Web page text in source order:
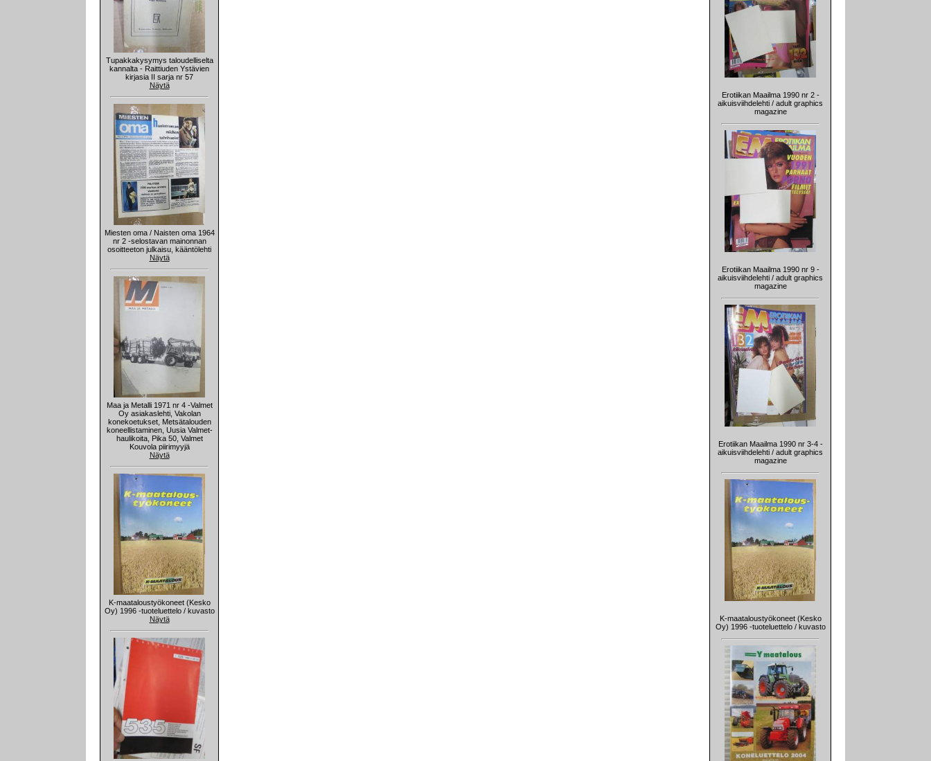
Tupakkakysymys taloudelliselta
kannalta - Raittiuden Ystävien
kirjasia II sarja nr 57
Näytä
Miesten oma / Naisten oma 1964
nr 2 -selostavan mainonnan
osoitteeton julkaisu, kääntölehti
Näytä
Maa ja Metalli 1971 nr 4 -Valmet
Oy asiakaslehti, Vakolan
konekoetukset, Metsätalouden
koneellistaminen, Uusia Valmet-
haulikoita, Pika 50, Valmet
Kouvola piirimyyjä
Näytä
K-maataloustyökoneet (Kesko
Oy) 1996 -tuoteluettelo / kuvasto
Näytä
Erotiikan Maailma 1990 nr 2 -
aikuisviihdelehti / adult graphics
magazine
Erotiikan Maailma 1990 nr 9 -
aikuisviihdelehti / adult graphics
magazine
Erotiikan Maailma 1990 nr 3-4 -
aikuisviihdelehti / adult graphics
magazine
K-maataloustyökoneet (Kesko
Oy) 1996 -tuoteluettelo / kuvasto